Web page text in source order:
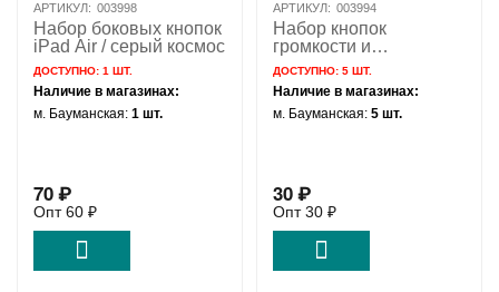
АРТИКУЛ: 003998
Набор боковых кнопок
iPad Air / серый космос
ДОСТУПНО:1 ШТ.
Наличие в магазинах:
м. Бауманская:1 шт.
70₽
Опт60 ₽
АРТИКУЛ: 003994
Набор кнопок
громкости и
включения iPad 2
ДОСТУПНО:5 ШТ.
Наличие в магазинах:
м. Бауманская:5 шт.
30₽
Опт30 ₽